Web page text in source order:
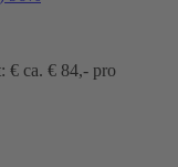
€ ca. € 84,- pro